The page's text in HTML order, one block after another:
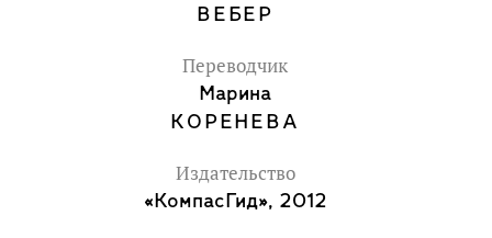
ВЕБЕР
Переводчик
Марина
КОРЕНЕВА
Издательство
«КомпасГид», 2012